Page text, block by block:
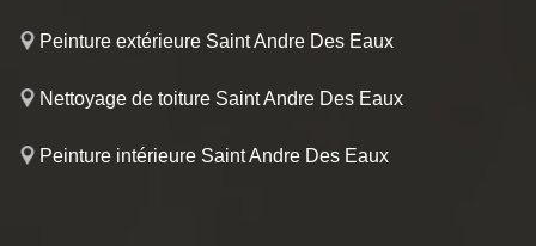
Peinture extérieure Saint Andre Des Eaux
Nettoyage de toiture Saint Andre Des Eaux
Peinture intérieure Saint Andre Des Eaux